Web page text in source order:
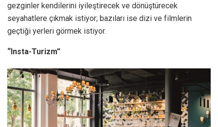
gezginler kendilerini iyileştirecek ve dönüştürecek
seyahatlere çıkmak istiyor; bazıları ise dizi ve filmlerin
geçtiği yerleri görmek istiyor.
“Insta-Turizm”